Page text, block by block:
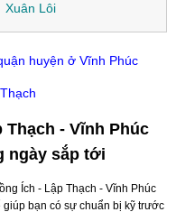
Xuân Lôi
huyện ở Vĩnh Phúc
- Vĩnh Phúc
ngày sắp tới
Ích - Lập Thạch - Vĩnh Phúc
bạn có sự chuẩn bị kỹ trước